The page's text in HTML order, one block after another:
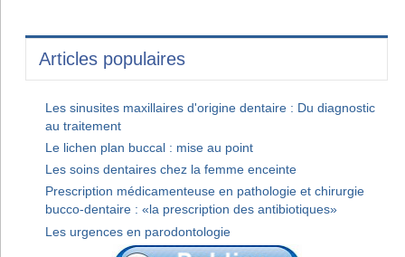
Articles populaires
Les sinusites maxillaires d'origine dentaire : Du diagnostic
au traitement
Le lichen plan buccal : mise au point
Les soins dentaires chez la femme enceinte
Prescription médicamenteuse en pathologie et chirurgie
bucco-dentaire : «la prescription des antibiotiques»
Les urgences en parodontologie